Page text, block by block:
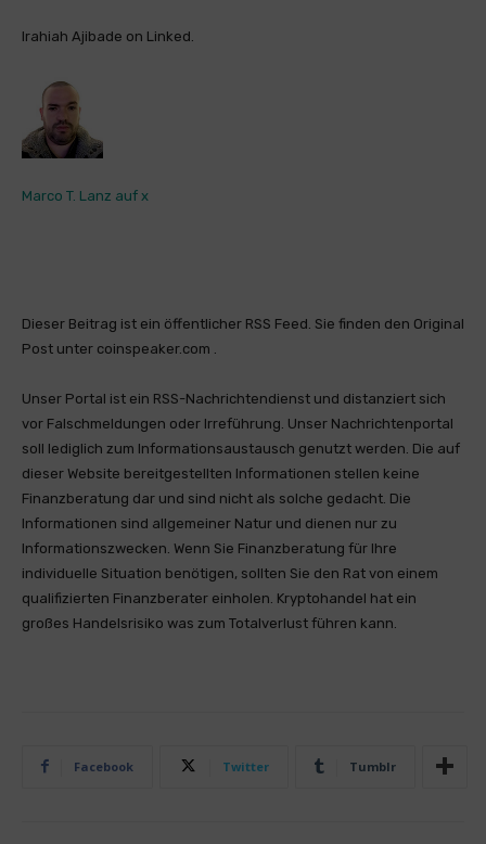
Irahiah Ajibade on Linked.
Marco T. Lanz auf x
Dieser Beitrag ist ein öffentlicher RSS Feed. Sie finden den Original
Post unter coinspeaker.com .
Unser Portal ist ein RSS-Nachrichtendienst und distanziert sich
vor Falschmeldungen oder Irreführung. Unser Nachrichtenportal
soll lediglich zum Informationsaustausch genutzt werden. Die auf
dieser Website bereitgestellten Informationen stellen keine
Finanzberatung dar und sind nicht als solche gedacht. Die
Informationen sind allgemeiner Natur und dienen nur zu
Informationszwecken. Wenn Sie Finanzberatung für Ihre
individuelle Situation benötigen, sollten Sie den Rat von einem
qualifizierten Finanzberater einholen. Kryptohandel hat ein
großes Handelsrisiko was zum Totalverlust führen kann.
Facebook Twitter Tumblr